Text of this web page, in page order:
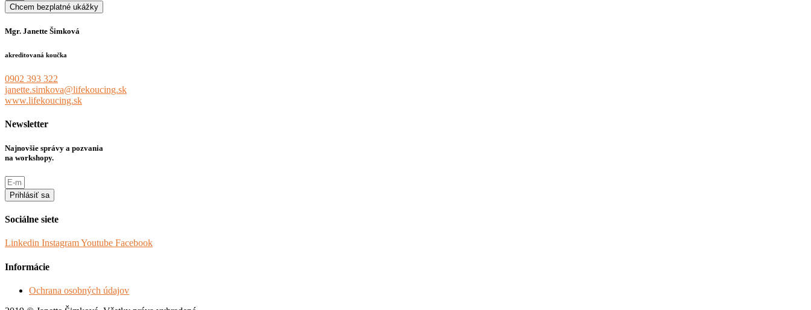
Chcem bezplatné ukážky
Mgr. Janette Šimková
akreditovaná koučka
0902 393 322
janette.simkova@lifekoucing.sk
www.lifekoucing.sk
Newsletter
Najnovšie správy a pozvania
na workshopy.
Prihlásiť sa
Sociálne siete
Linkedin InstagramYoutube Facebook
Informácie
Ochrana osobných údajov